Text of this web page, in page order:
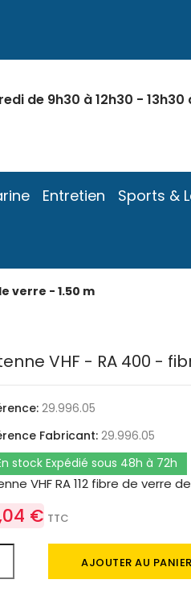
de 9h30 à 12h30 - 13h30
Entretien Sports &
verre - 1.50 m
VHF - RA 400 -
29.996.05
Fabricant: 29.996.05
stock Expédié sous 48h à 72h
VHF RA 112 fibre de verre
€ TTC
AJOUTER AU PANIER